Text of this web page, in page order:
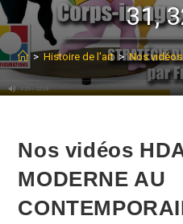
31,
> Histoire de l'art > Nos vidéos
Nos vidéos
MODERNE AU